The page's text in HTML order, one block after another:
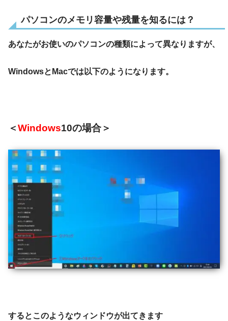
パソコンのメモリ容量や残量を知るには？
あなたがお使いのパソコンの種類によって異なりますが、
WindowsとMacでは以下のようになります。
＜Windows10の場合＞
するとこのようなウィンドウが出てきます